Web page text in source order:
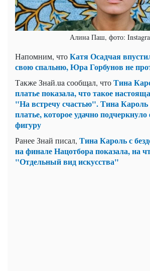
Алина Паш, фото:
Напомним, чтоКатя Осадчая
свою спальню, Юра Горбунов не
Также Знай.ua сообщал, чтоТина
платье показала, что такое
"На встречу счастью". Тина Кароль
платье, которое удачно
фигуру
Ранее Знай писал, Тина Кароль с
на финале Нацотбора показала, на
"Отдельный вид искусства"